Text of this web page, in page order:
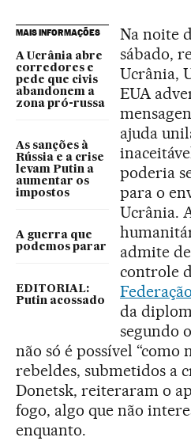
MAIS INFORMAÇÕES
A Ucrânia abre
corredores e
pede que civis
abandonem a
zona pró-russa
As sanções à
Rússia e a crise
levam Putin a
aumentar os
impostos
A guerra que
podemos parar
EDITORIAL:
Putin acossado
Na noite
sábado,
Ucrânia,
EUA
ajuda
poderia
para o
Ucrânia.
admite
controle
da
segundo
não só é possível “como
rebeldes, submetidos a
Donetsk, reiteraram o
fogo, algo que não
enquanto.